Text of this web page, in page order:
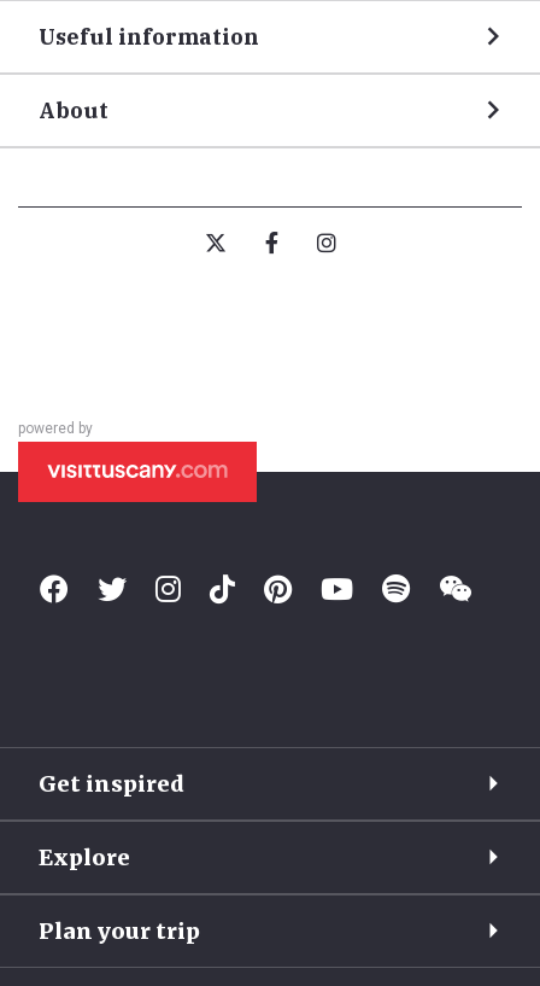
Useful information
About
powered by
Get inspired
Explore
Plan your trip